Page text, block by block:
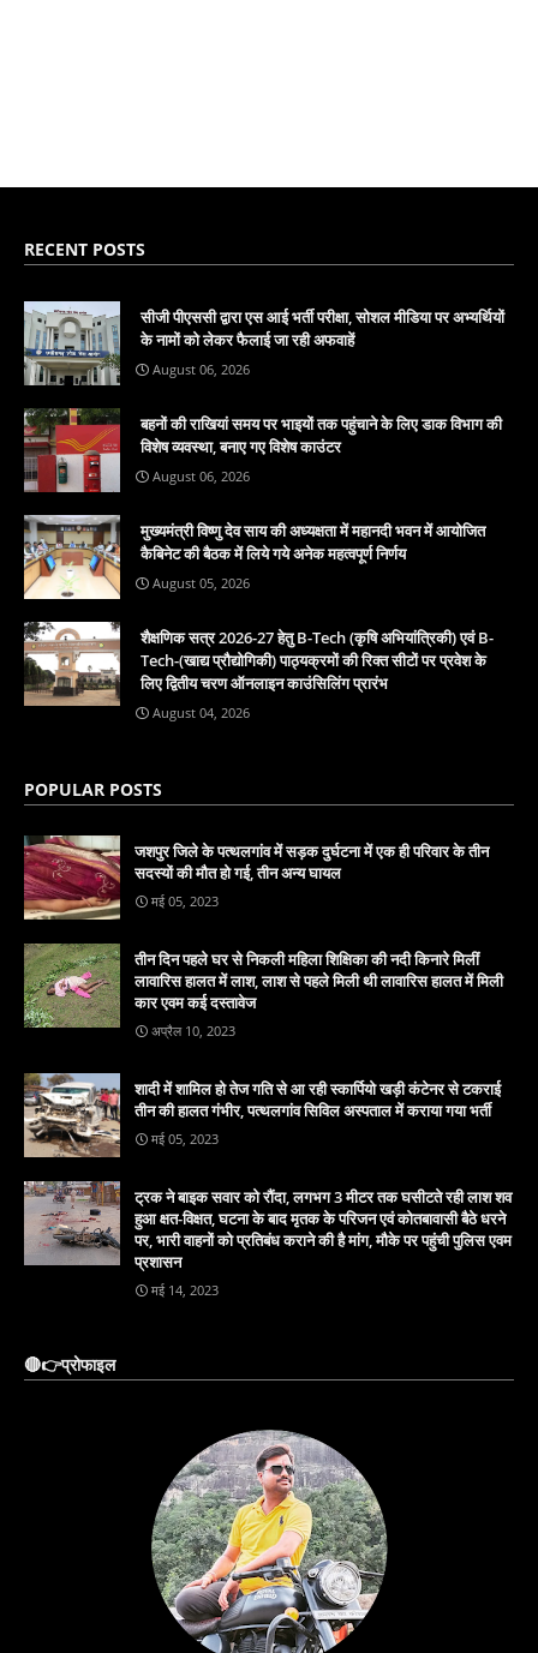
RECENT POSTS
सीजी पीएससी द्वारा एस आई भर्ती परीक्षा, सोशल मीडिया पर अभ्यर्थियों
के नामों को लेकर फैलाई जा रही अफवाहें
August 06, 2026
बहनों की राखियां समय पर भाइयों तक पहुंचाने के लिए डाक विभाग की
विशेष व्यवस्था, बनाए गए विशेष काउंटर
August 06, 2026
मुख्यमंत्री विष्णु देव साय की अध्यक्षता में महानदी भवन में आयोजित
कैबिनेट की बैठक में लिये गये अनेक महत्वपूर्ण निर्णय
August 05, 2026
शैक्षणिक सत्र 2026-27 हेतु B-Tech (कृषि अभियांत्रिकी) एवं B-
Tech-(खाद्य प्रौद्योगिकी) पाठ्यक्रमों की रिक्त सीटों पर प्रवेश के
लिए द्वितीय चरण ऑनलाइन काउंसिलिंग प्रारंभ
August 04, 2026
POPULAR POSTS
जशपुर जिले के पत्थलगांव में सड़क दुर्घटना में एक ही परिवार के तीन
सदस्यों की मौत हो गई, तीन अन्य घायल
मई 05, 2023
तीन दिन पहले घर से निकली महिला शिक्षिका की नदी किनारे मिलीं
लावारिस हालत में लाश, लाश से पहले मिली थी लावारिस हालत में मिली
कार एवम कई दस्तावेज
अप्रैल 10, 2023
शादी में शामिल हो तेज गति से आ रही स्कार्पियो खड़ी कंटेनर से टकराई
तीन की हालत गंभीर, पत्थलगांव सिविल अस्पताल में कराया गया भर्ती
मई 05, 2023
ट्रक ने बाइक सवार को रौंदा, लगभग 3 मीटर तक घसीटते रही लाश शव
हुआ क्षत-विक्षत, घटना के बाद मृतक के परिजन एवं कोतबावासी बैठे धरने
पर, भारी वाहनों को प्रतिबंध कराने की है मांग, मौके पर पहुंची पुलिस एवम
प्रशासन
मई 14, 2023
🔴👉प्रोफाइल